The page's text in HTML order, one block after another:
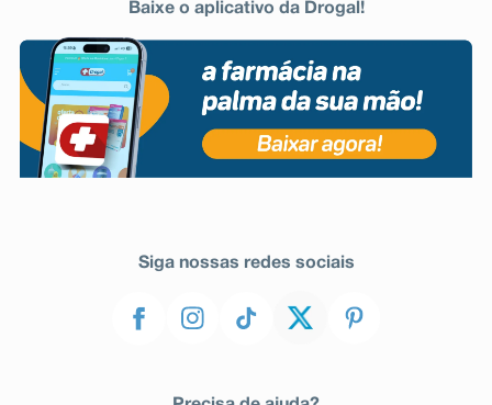
Baixe o aplicativo da Drogal!
Siga nossas redes sociais